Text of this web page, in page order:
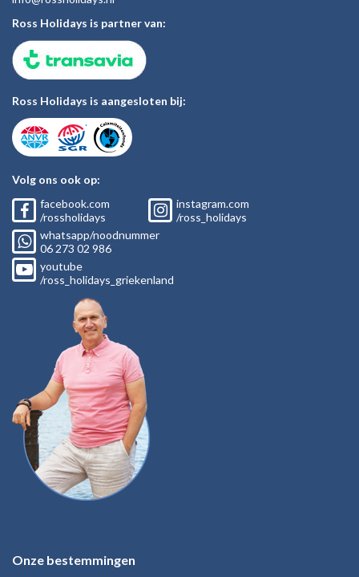
Ross Holidays is partner van:
Ross Holidays is aangesloten bij:
Volg ons ook op:
facebook.com
/rossholidays
instagram.com
/ross_holidays
whatsapp/noodnummer
06 273 02 986
youtube
/ross_holidays_griekenland
Onze bestemmingen